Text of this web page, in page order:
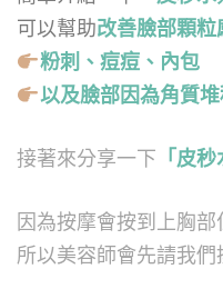
可以幫助改善臉部顆粒
粉刺、痘痘、內包
以及臉部因為角質
接著來分享一下 「皮
因為按摩會按到上胸部
所以美容師會先請我們